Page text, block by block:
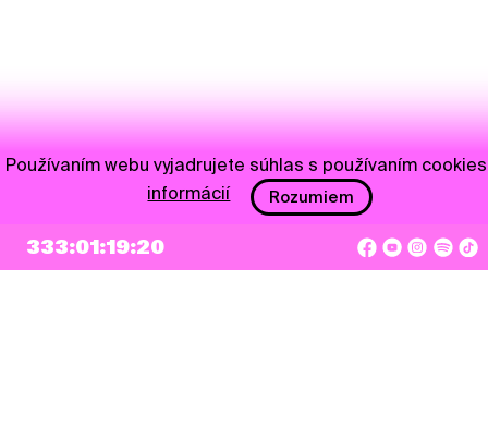
NEWSLETTER
333:01:19:20
Používaním webu vyjadrujete súhlas s používaním
informácií
Rozumiem